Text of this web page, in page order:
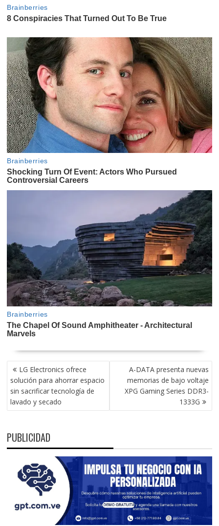
NAVEGACIÓN
DE
ENTRADAS
LG Electronics ofrece
solución para ahorrar espacio
sin sacrificar tecnología de
lavado y secado
A-DATA presenta nuevas
memorias de bajo voltaje
XPG Gaming Series DDR3-
1333G
PUBLICIDAD